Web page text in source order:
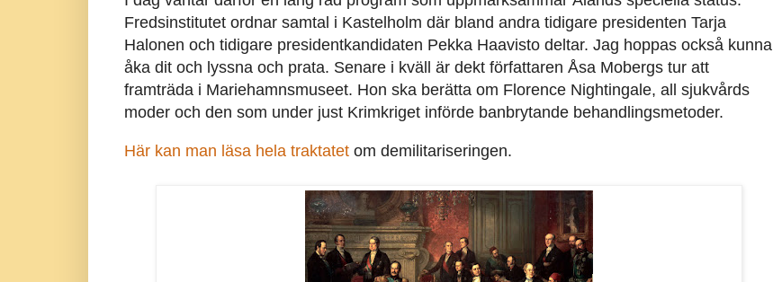
Fredsinstitutet ordnar samtal i Kastelholm där bland andra tidigare presidenten Tarja
Halonen och tidigare presidentkandidaten Pekka Haavisto deltar. Jag hoppas också kunna
åka dit och lyssna och prata. Senare i kväll är dekt författaren Åsa Mobergs tur att
framträda i Mariehamnsmuseet. Hon ska berätta om Florence Nightingale, all sjukvårds
moder och den som under just Krimkriget införde banbrytande behandlingsmetoder.
Här kan man läsa hela traktatetom demilitariseringen.